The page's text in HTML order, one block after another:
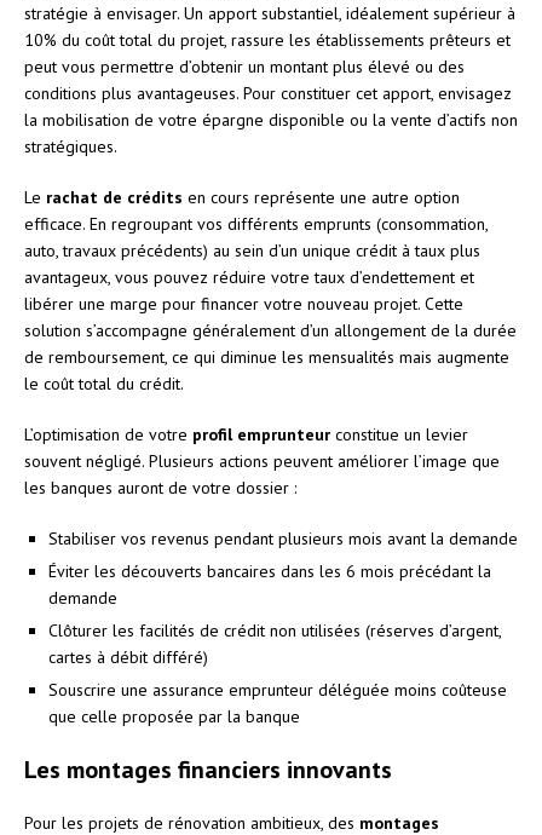
stratégie à envisager. Un apport substantiel, idéalement supérieur à
10% du coût total du projet, rassure les établissements prêteurs et
peut vous permettre d’obtenir un montant plus élevé ou des
conditions plus avantageuses. Pour constituer cet apport, envisagez
la mobilisation de votre épargne disponible ou la vente d’actifs non
stratégiques.
Le rachat de crédits en cours représente une autre option
efficace. En regroupant vos différents emprunts (consommation,
auto, travaux précédents) au sein d’un unique crédit à taux plus
avantageux, vous pouvez réduire votre taux d’endettement et
libérer une marge pour financer votre nouveau projet. Cette
solution s’accompagne généralement d’un allongement de la durée
de remboursement, ce qui diminue les mensualités mais augmente
le coût total du crédit.
L’optimisation de votre profil emprunteur constitue un levier
souvent négligé. Plusieurs actions peuvent améliorer l’image que
les banques auront de votre dossier :
Stabiliser vos revenus pendant plusieurs mois avant la demande
Éviter les découverts bancaires dans les 6 mois précédant la
demande
Clôturer les facilités de crédit non utilisées (réserves d’argent,
cartes à débit différé)
Souscrire une assurance emprunteur déléguée moins coûteuse
que celle proposée par la banque
Les montages financiers innovants
Pour les projets de rénovation ambitieux, des montages